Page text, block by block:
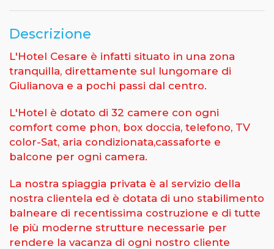
Descrizione
L'Hotel Cesare è infatti situato in una zona
tranquilla, direttamente sul lungomare di
Giulianova e a pochi passi dal centro.
L'Hotel è dotato di 32 camere con ogni
comfort come phon, box doccia, telefono, TV
color-Sat, aria condizionata,cassaforte e
balcone per ogni camera.
La nostra spiaggia privata è al servizio della
nostra clientela ed è dotata di uno stabilimento
balneare di recentissima costruzione e di tutte
le più moderne strutture necessarie per
rendere la vacanza di ogni nostro cliente